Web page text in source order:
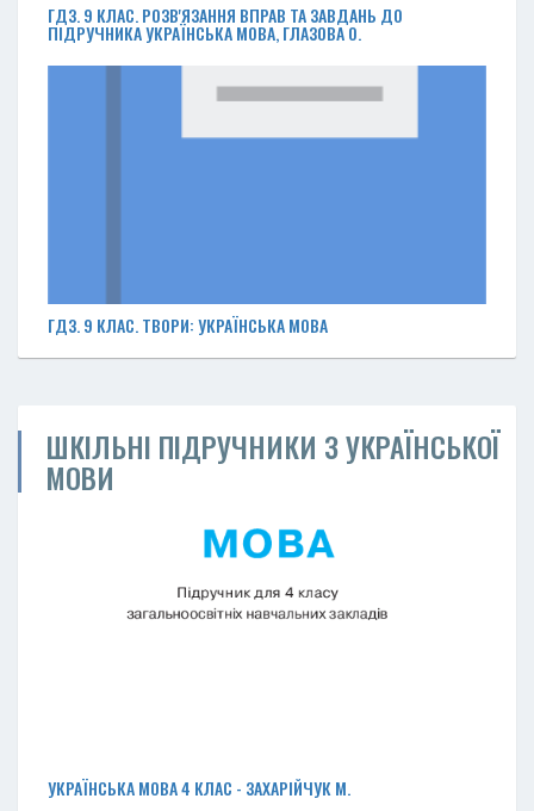
ГДЗ. 9 КЛАС. РОЗВ'ЯЗАННЯ ВПРАВ ТА ЗАВДАНЬ ДО
ПІДРУЧНИКА УКРАЇНСЬКА МОВА, ГЛАЗОВА О.
ГДЗ. 9 КЛАС. ТВОРИ: УКРАЇНСЬКА МОВА
ШКІЛЬНІ ПІДРУЧНИКИ З УКРАЇНСЬКОЇ
МОВИ
УКРАЇНСЬКА МОВА 4 КЛАС - ЗАХАРІЙЧУК М.